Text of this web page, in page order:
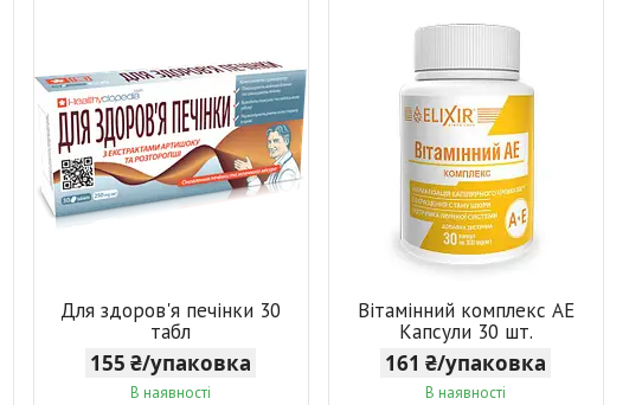
Для здоров'я печінки 30
табл
155 ₴/упаковка
В наявності
Вітамінний комплекс АЕ
Капсули 30 шт.
161 ₴/упаковка
В наявності